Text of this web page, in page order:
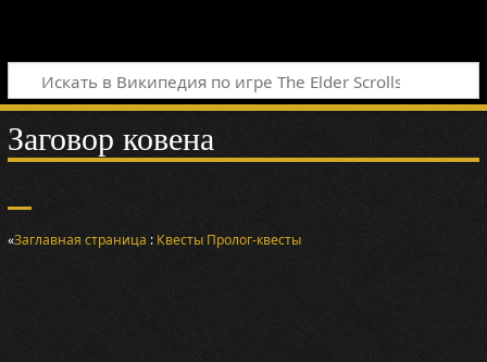
Заговор ковена
«Заглавная страница : Квесты Пролог-квесты